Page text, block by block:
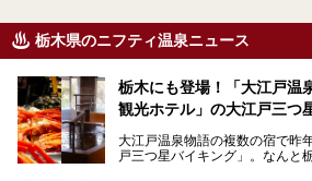
栃木県のニフティ温泉ニュース
栃木にも登場！「大江戸温
観光ホテル」の大江戸三つ
大江戸温泉物語の複数の宿で昨
戸三つ星バイキング」。なんと